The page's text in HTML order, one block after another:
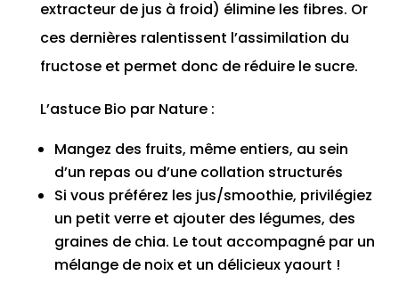
extracteur de jus à froid) élimine les fibres. Or
ces dernières ralentissent l’assimilation du
fructose et permet donc de réduire le sucre.
L’astuce Bio par Nature :
Mangez des fruits, même entiers, au sein
d’un repas ou d’une collation structurés
Si vous préférez les jus/smoothie, privilégiez
un petit verre et ajouter des légumes, des
graines de chia. Le tout accompagné par un
mélange de noix et un délicieux yaourt !